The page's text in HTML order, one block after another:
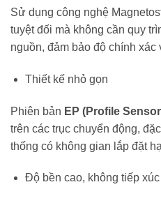
Sử dụng công nghệ
tuyệt đối mà không cần quy
nguồn, đảm bảo độ chính xác
Thiết kế nhỏ gọn
Phiên bản EP (Profile
trên các trục chuyển động,
thống có không gian lắp đặt
Độ bền cao, không tiếp xúc